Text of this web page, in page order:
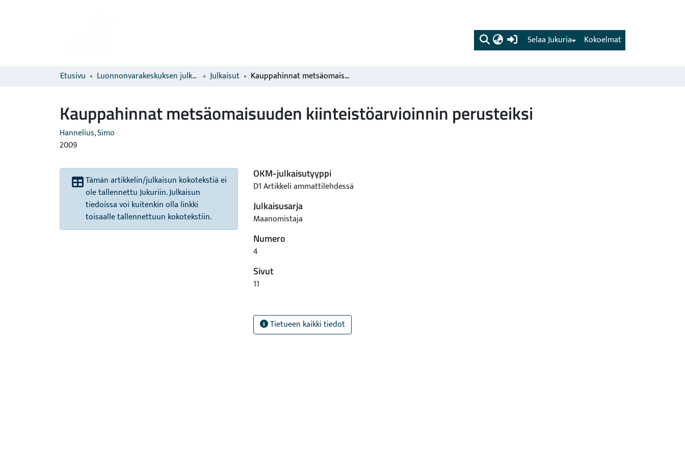
(current) Kokoelmat
Selaa Jukuria
Etusivu Luonnonvarakeskuksen julkaisut Julkaisut Kauppahinnat metsäomaisuuden kiinteistöarvioinnin perusteiksi
Kauppahinnat metsäomaisuuden kiinteistöarvioinnin perusteiksi
Hannelius, Simo
2009
Tämän artikkelin/julkaisun kokotekstiä ei
ole tallennettu Jukuriin. Julkaisun
tiedoissa voi kuitenkin olla linkki
toisaalle tallennettuun kokotekstiin.
OKM-julkaisutyyppi
D1 Artikkeli ammattilehdessä
Julkaisusarja
Maanomistaja
Numero
4
Sivut
11
Tietueen kaikki tiedot